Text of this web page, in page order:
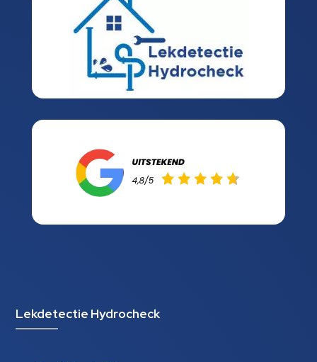
Lekdetectie Hydrocheck